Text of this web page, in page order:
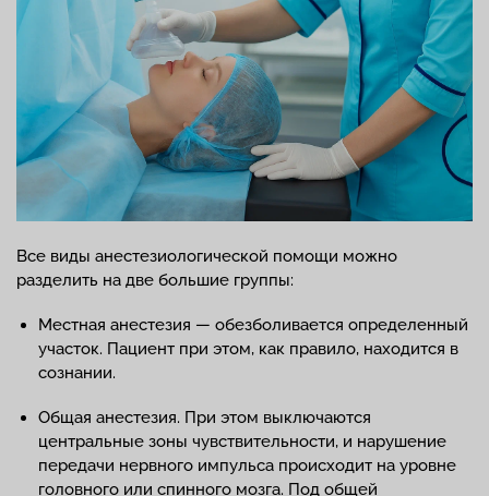
Все виды анестезиологической помощи можно
разделить на две большие группы:
Местная анестезия — обезболивается определенный
участок. Пациент при этом, как правило, находится в
сознании.
Общая анестезия. При этом выключаются
центральные зоны чувствительности, и нарушение
передачи нервного импульса происходит на уровне
головного или спинного мозга. Под общей